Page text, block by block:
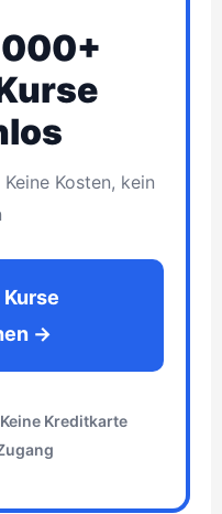
Kosten, kein
→
Kreditkarte